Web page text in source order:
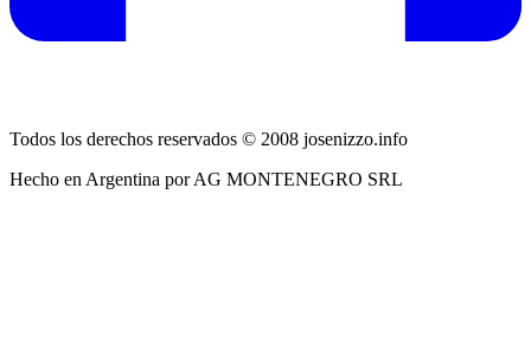
Todos los derechos reservados © 2008 josenizzo.info
Hecho en Argentina por AG MONTENEGRO SRL